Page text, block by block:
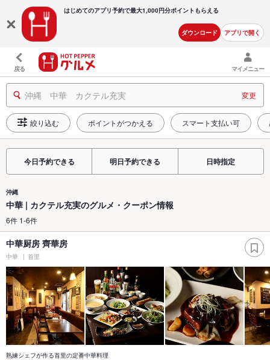
はじめてのアプリ予約で最大1,000円分ポイントもらえる
ダウンロード アプリで開く
戻る マイメニュー
沖縄 中華 カクテル充実 変更
絞り込む ポイントがつかえる スマート支払い可
今日予約できる 明日予約できる 日時指定
沖縄
中華 | カクテル充実のグルメ・クーポン情報
6件 1-6件
中華厨房 齊華房
中華 首里
熟練シェフが作る首里の定番中華料理